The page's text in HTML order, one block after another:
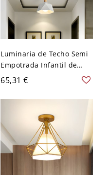
Luminaria de Techo Semi
Empotrada Infantil de
Metal 1 Bombilla Luz de
Techo de Domo Cortado
para Corredor - 110 A 120
65,31 €